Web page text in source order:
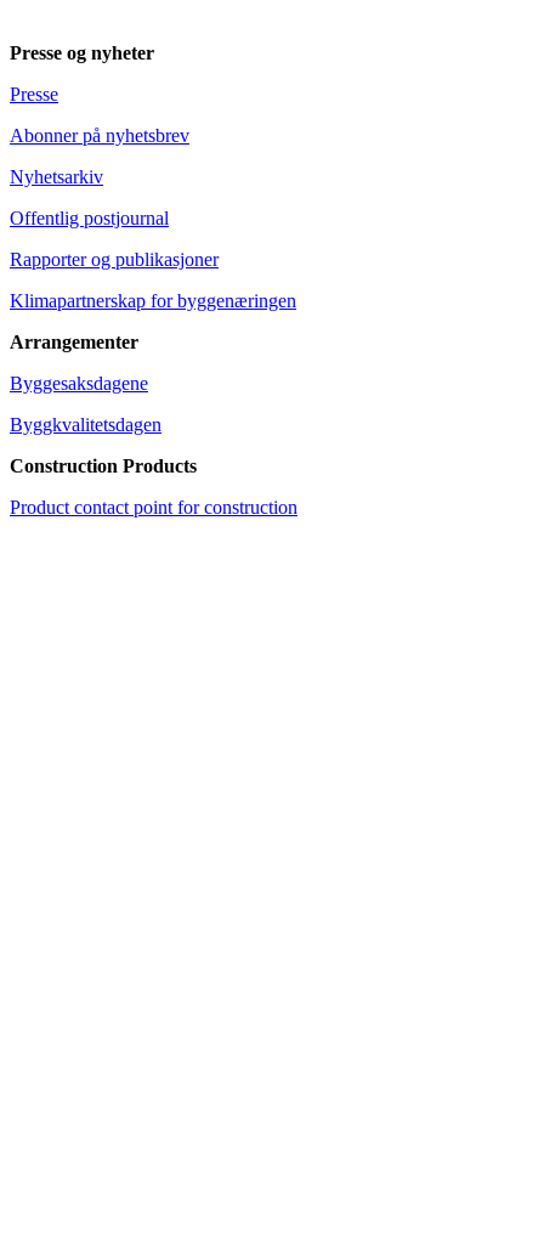
Presse og nyheter
Presse
Abonner på nyhetsbrev
Nyhetsarkiv
Offentlig postjournal
Rapporter og publikasjoner
Klimapartnerskap for byggenæringen
Arrangementer
Byggesaksdagene
Byggkvalitetsdagen
Construction Products
Product contact point for construction